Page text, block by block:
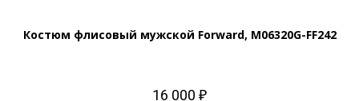
Костюм флисовый мужской Forward, M06320G-FF242
16 000 ₽